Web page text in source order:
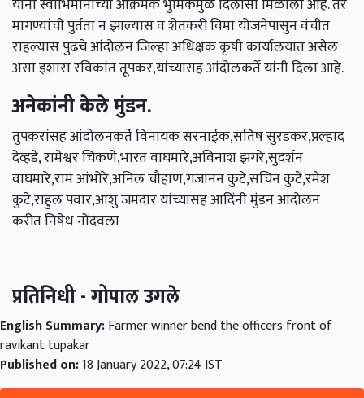
यांना स्वाभिमानीच्या आक्रमक भुमिकेमुळे दिलासा मिळाला आहे. तर
मागण्यांची पुर्तता न झाल्यास व शेतकरी विमा योजनेपासुन वंचीत
राहल्यास पुढचे आंदोलन जिल्हा अधिक्षक कृषी कार्यालयात असेल
असा इशारा रविकांत तूपकर,यांच्यासह आंदोलकर्ते यांनी दिला आहे.
अनेकांनी केले मुंडन.
तुपकरांसह आंदोलनकर्ते विनायक सरनाईक,सतिष सुरडकर,प्रल्हाद
देव्हडे, रामेश्वर चिकणे,भारत वाघमारे,अविनाश झगरे,सुदर्शन
वाघमारे,राम आंभोरे,अनिल चौहाण,गजानन कुटे,सचिन कुटे,रमेश
कुटे,राहुल पवार,आशु जमदार यांच्यासह आदिंनी मुंडन आंदोलन
करीत निषेध नोंदवला
प्रतिनिधी - गोपाल उगले
English Summary:Farmer winner bend the officers front of
ravikant tupakar
Published on:18 January 2022, 07:24 IST